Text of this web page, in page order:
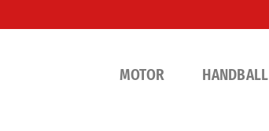
MOTOR HANDBALL